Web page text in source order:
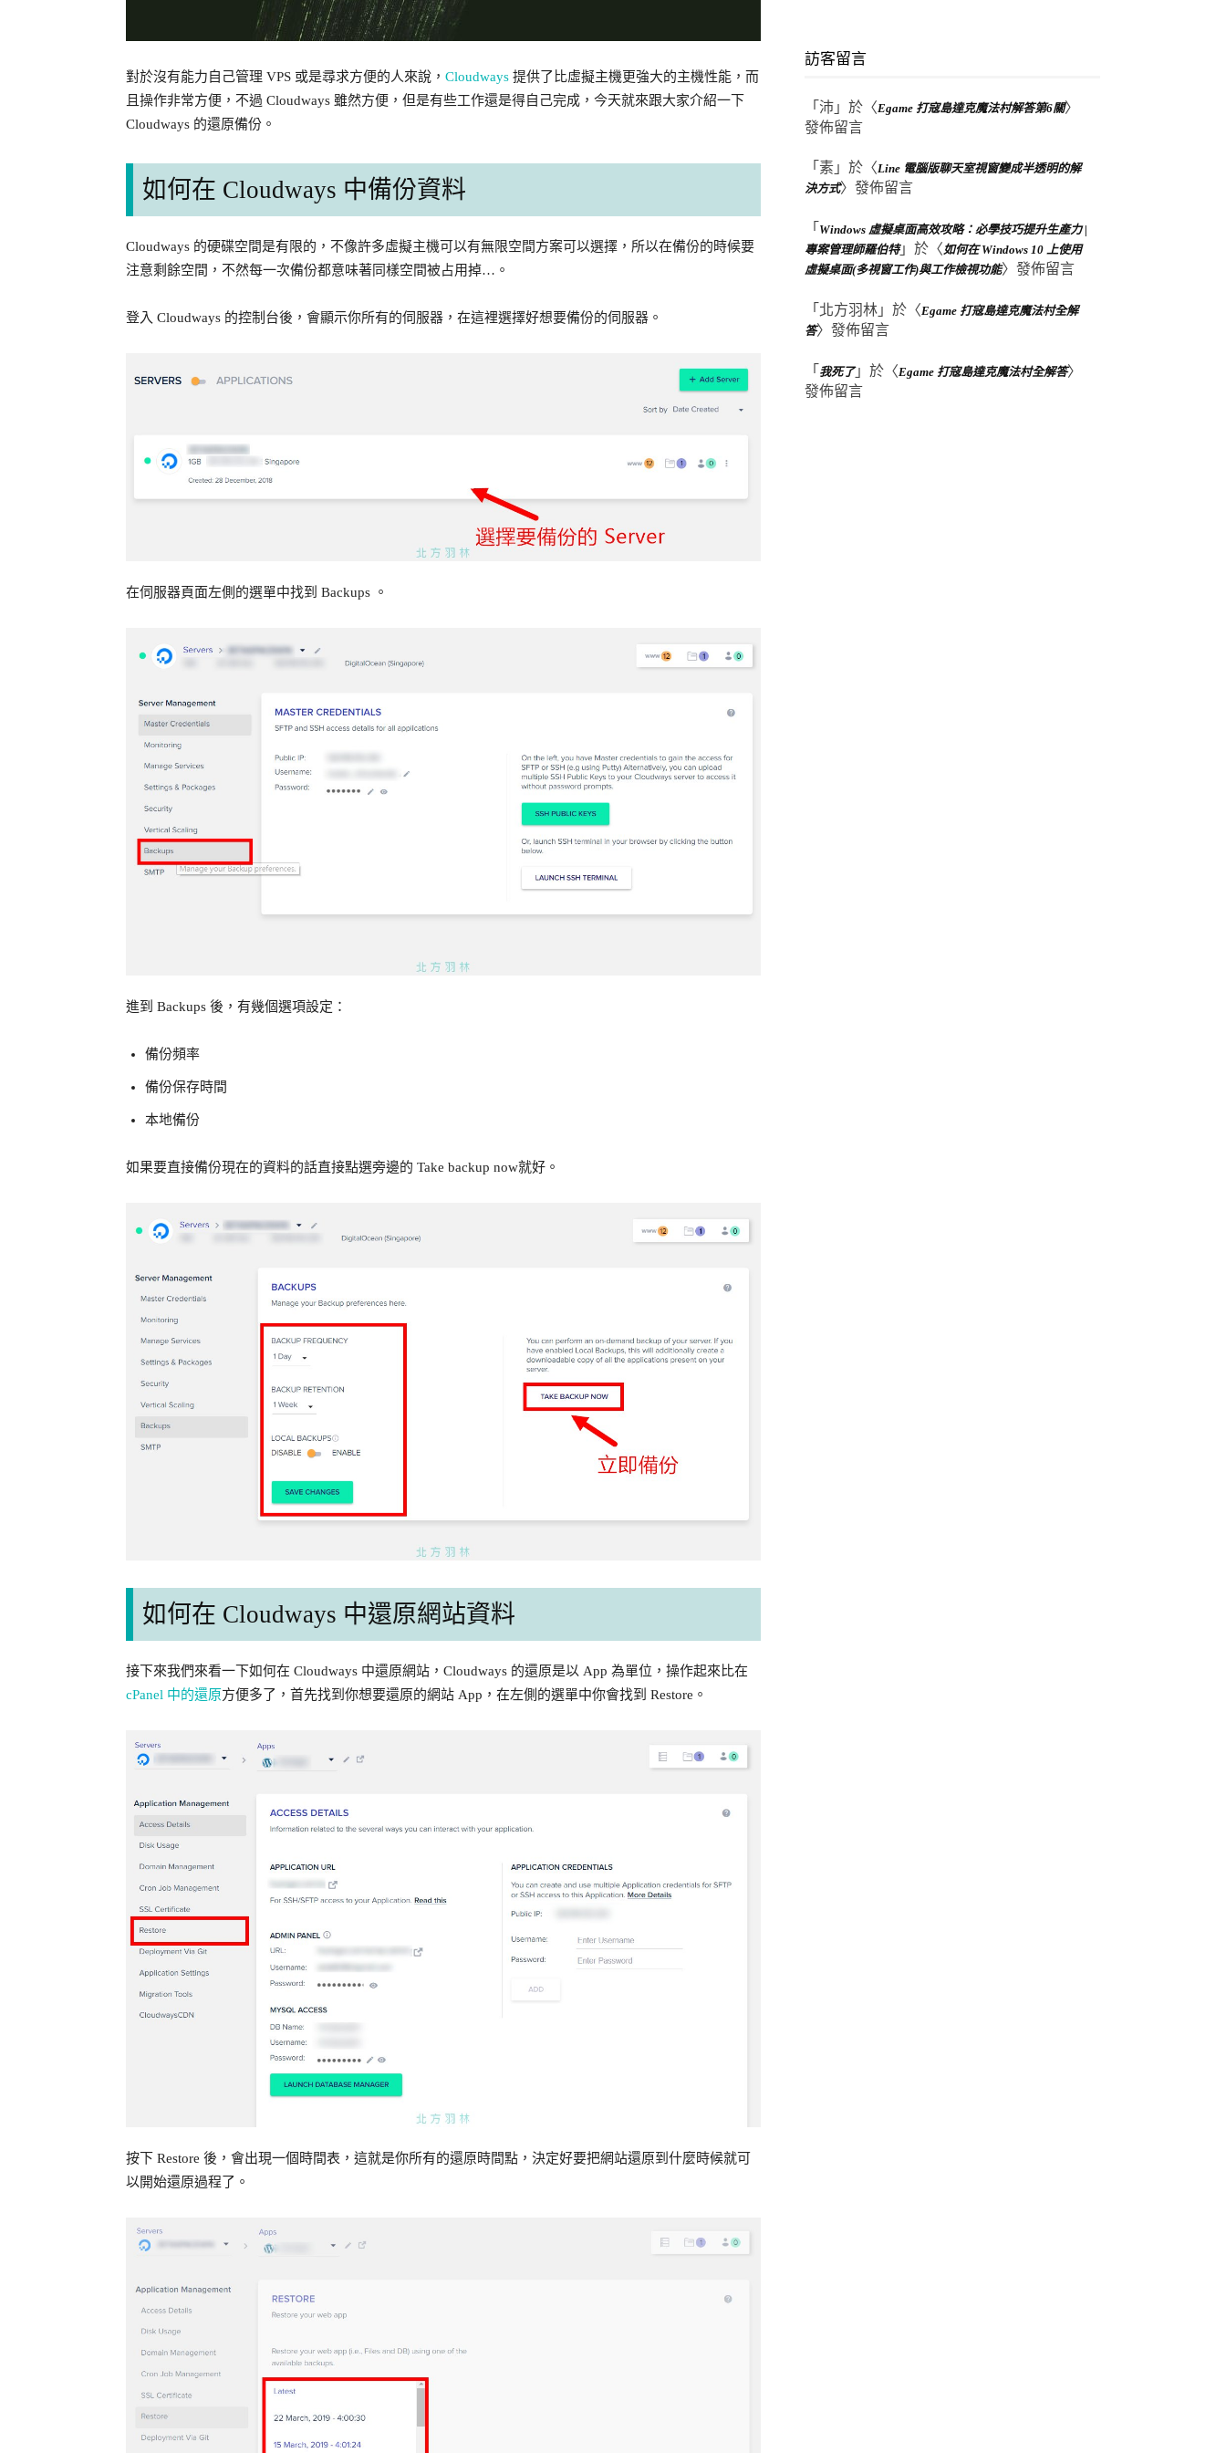
對於沒有能力自己管理 VPS 或是尋求方便的人來說， Cloudways 提供了比虛擬主機更強大的主機性能，而
且操作非常方便，不過 Cloudways 雖然方便，但是有些工作還是得自己完成，今天就來跟大家介紹一下
Cloudways 的還原備份。
如何在 Cloudways 中備份資料
Cloudways 的硬碟空間是有限的，不像許多虛擬主機可以有無限空間方案可以選擇，所以在備份的時候要
注意剩餘空間，不然每一次備份都意味著同樣空間被占用掉…。
登入 Cloudways 的控制台後，會顯示你所有的伺服器，在這裡選擇好想要備份的伺服器。
在伺服器頁面左側的選單中找到 Backups 。
進到 Backups 後，有幾個選項設定：
備份頻率
備份保存時間
本地備份
如果要直接備份現在的資料的話直接點選旁邊的 Take backup now就好。
如何在 Cloudways 中還原網站資料
接下來我們來看一下如何在 Cloudways 中還原網站，Cloudways 的還原是以 App 為單位，操作起來比在
cPanel 中的還原方便多了，首先找到你想要還原的網站 App，在左側的選單中你會找到 Restore。
按下 Restore 後，會出現一個時間表，這就是你所有的還原時間點，決定好要把網站還原到什麼時候就可
以開始還原過程了。
訪客留言
「 沛 」於〈Egame 打寇島達克魔法村解答第6關〉
發佈留言
「 素 」於〈Line 電腦版聊天室視窗變成半透明的解
決方式〉發佈留言
「 Windows 虛擬桌面高效攻略：必學技巧提升生產力 |
專案管理師羅伯特」於〈 如何在 Windows 10 上使用
虛擬桌面(多視窗工作)與工作檢視功能〉發佈留言
「 北方羽林 」於〈Egame 打寇島達克魔法村全解
答〉發佈留言
「 我死了」於〈Egame 打寇島達克魔法村全解答〉
發佈留言